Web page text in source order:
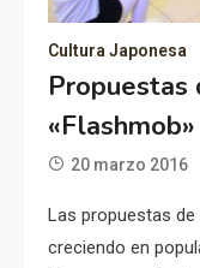
Cultura Japonesa
Propuestas
20 marzo 2016
Las propuestas
creciendo en